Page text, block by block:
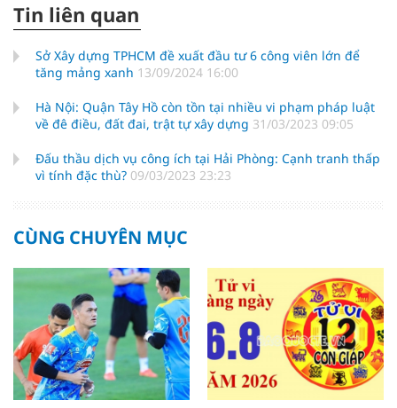
Tin liên quan
Sở Xây dựng TPHCM đề xuất đầu tư 6 công viên lớn để
tăng mảng xanh 13/09/2024 16:00
Hà Nội: Quận Tây Hồ còn tồn tại nhiều vi phạm pháp luật
về đê điều, đất đai, trật tự xây dựng 31/03/2023 09:05
Đấu thầu dịch vụ công ích tại Hải Phòng: Cạnh tranh thấp
vì tính đặc thù? 09/03/2023 23:23
CÙNG CHUYÊN MỤC